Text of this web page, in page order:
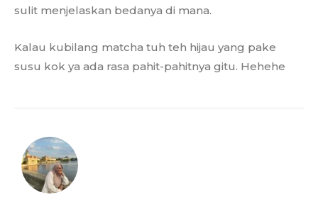
sulit menjelaskan bedanya di mana.
Kalau kubilang matcha tuh teh hijau yang pake
susu kok ya ada rasa pahit-pahitnya gitu. Hehehe